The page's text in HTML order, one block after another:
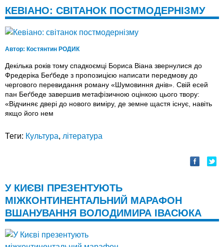
КЕВІАНО: СВІТАНОК ПОСТМОДЕРНІЗМУ
Автор: Костянтин РОДИК
Декілька років тому спадкоємці Бориса Віана звернулися до
Фредеріка Беґбеде з пропозицією написати передмову до
чергового перевидання роману «Шумовиння днів». Свій есей
пан Беґбеде завершив метафізичною оцінкою цього твору:
«Відчиняє двері до нового виміру, де земне щастя існує, навіть
якщо його нем
Теги: Культура, література
У КИЄВІ ПРЕЗЕНТУЮТЬ
МІЖКОНТИНЕНТАЛЬНИЙ МАРАФОН
ВШАНУВАННЯ ВОЛОДИМИРА ІВАСЮКА